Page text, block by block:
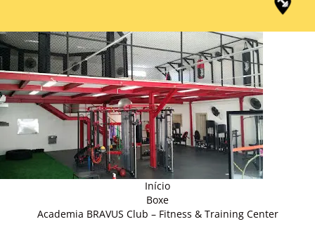
Início
Boxe
Academia BRAVUS Club – Fitness & Training Center